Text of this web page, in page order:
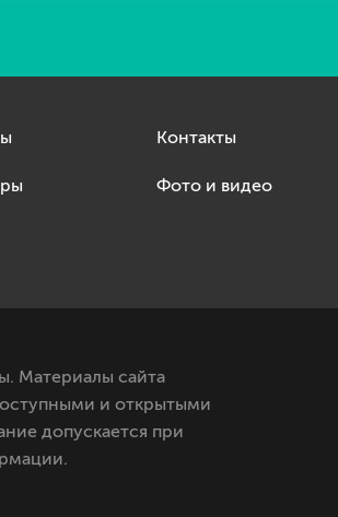
Контакты
Фото и видео
Материалы сайта
и открытыми
допускается при